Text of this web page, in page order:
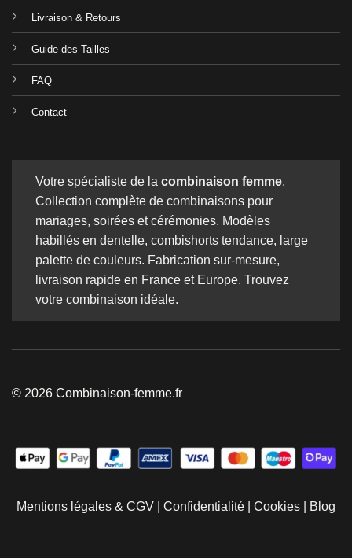
Livraison & Retours
Guide des Tailles
FAQ
Contact
Votre spécialiste de la combinaison femme.
Collection complète de combinaisons pour
mariages, soirées et cérémonies. Modèles
habillés en dentelle, combishorts tendance, large
palette de couleurs. Fabrication sur-mesure,
livraison rapide en France et Europe. Trouvez
votre combinaison idéale.
© 2026 Combinaison-femme.fr
Mentions légales & CGV Confidentialité Cookies Blog